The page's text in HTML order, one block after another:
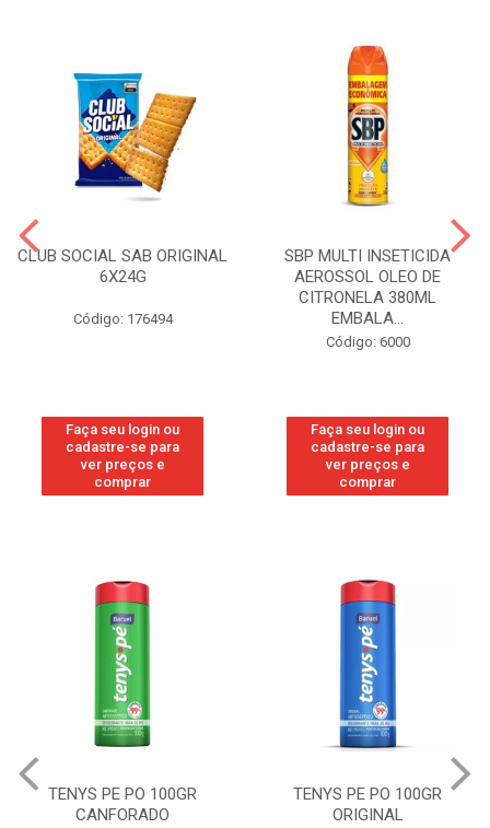
CLUB SOCIAL SAB ORIGINAL
6X24G
Código: 176494
Faça seu login ou
cadastre-se para
ver preços e
comprar
SBP MULTI INSETICIDA
AEROSSOL OLEO DE
CITRONELA 380ML
EMBALA...
Código: 6000
Faça seu login ou
cadastre-se para
ver preços e
comprar
TENYS PE PO 100GR
CANFORADO
TENYS PE PO 100GR
ORIGINAL